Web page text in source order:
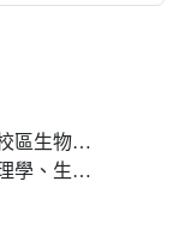
學退休教授
學工程學